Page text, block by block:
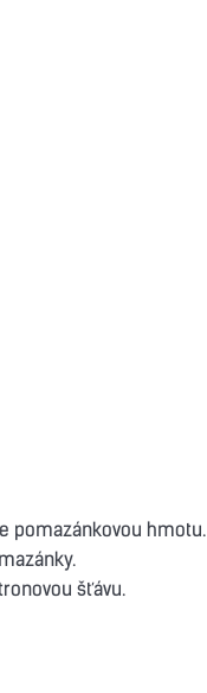
pomazánkovou hmotu.
šťávu.